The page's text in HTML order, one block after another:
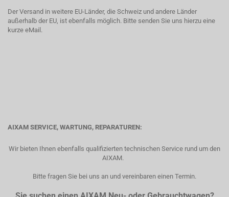
Der Versand in weitere EU-Länder, die Schweiz und andere Länder
außerhalb der EU, ist ebenfalls möglich. Bitte senden Sie uns hierzu eine
kurze eMail.
AIXAM SERVICE, WARTUNG, REPARATUREN:
Wir bieten Ihnen ebenfalls qualifizierten technischen Service rund um den
AIXAM.
Bitte fragen Sie bei uns an und vereinbaren einen Termin.